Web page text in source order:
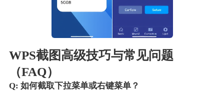
WPS截图高级技巧与常见问题
（FAQ）
Q: 如何截取下拉菜单或右键菜单？